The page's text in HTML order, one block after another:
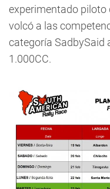
experimentado piloto
volcó a las
categoría SadbySaid
1.000CC.